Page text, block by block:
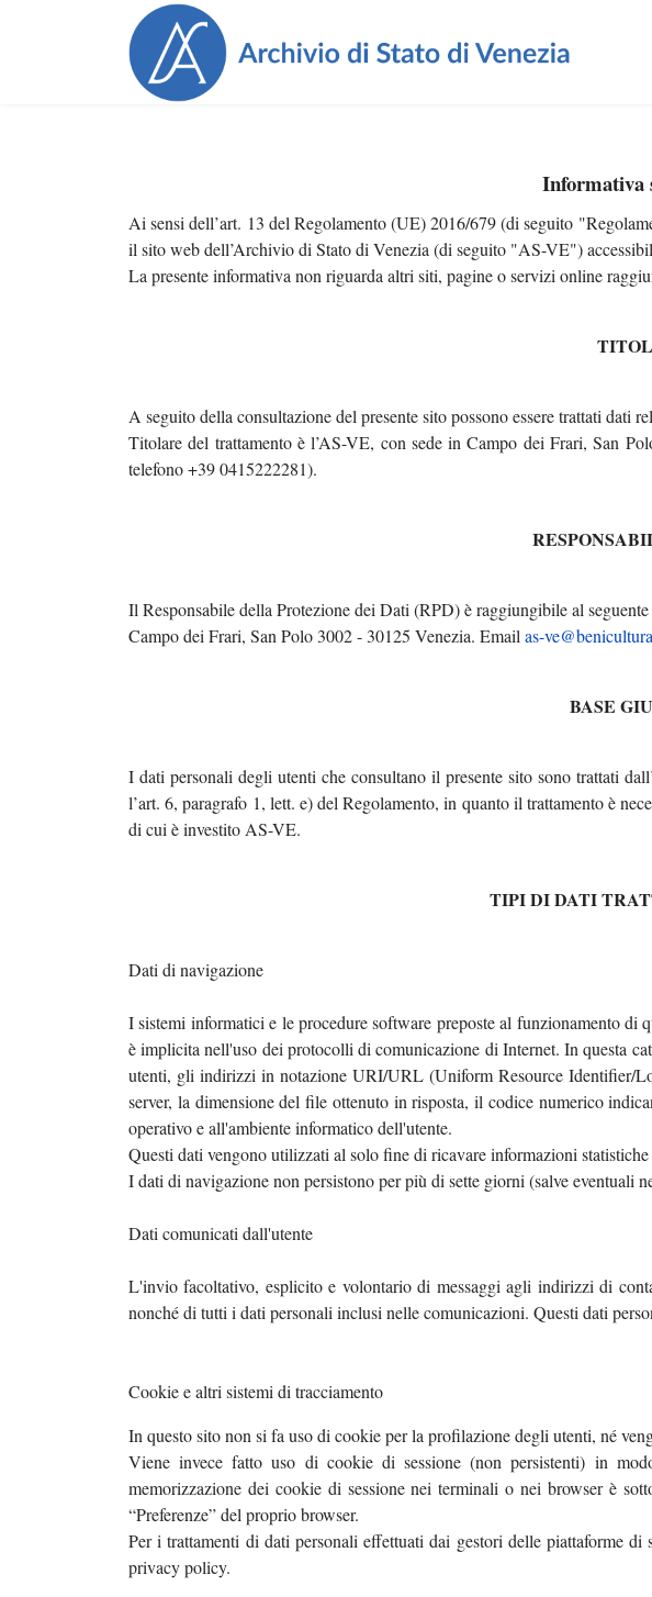
Home
Informativa
Ai sensi dell’art. 13 del Regolamento (UE) 2016/679 (di seguito
il sito web dell’Archivio di Stato di Venezia (di seguito "AS-VE")
La presente informativa non riguarda altri siti, pagine o servizi online
A seguito della consultazione del presente sito possono essere trattati dati
Titolare del trattamento è l’AS-VE, con sede in Campo dei Frari, San
telefono +39 0415222281).
Il Responsabile della Protezione dei Dati (RPD) è raggiungibile al
Campo dei Frari, San Polo 3002 - 30125 Venezia. Email as-
BASE
I dati personali degli utenti che consultano il presente sito sono trattati
l’art. 6, paragrafo 1, lett. e) del Regolamento, in quanto il trattamento è
di cui è investito AS-VE.
TIPI DI DATI
Dati di navigazione
I sistemi informatici e le procedure software preposte al funzionamento di
è implicita nell'uso dei protocolli di comunicazione di Internet. In questa
utenti, gli indirizzi in notazione URI/URL (Uniform Resource Identifier/
server, la dimensione del file ottenuto in risposta, il codice numerico
operativo e all'ambiente informatico dell'utente.
Questi dati vengono utilizzati al solo fine di ricavare informazioni
I dati di navigazione non persistono per più di sette giorni (salve eventuali
Dati comunicati dall'utente
L'invio facoltativo, esplicito e volontario di messaggi agli indirizzi di
nonché di tutti i dati personali inclusi nelle comunicazioni. Questi dati
Cookie e altri sistemi di tracciamento
In questo sito non si fa uso di cookie per la profilazione degli utenti, né
Viene invece fatto uso di cookie di sessione (non persistenti) in
memorizzazione dei cookie di sessione nei terminali o nei browser è
“Preferenze” del proprio browser.
Per i trattamenti di dati personali effettuati dai gestori delle piattaforme
privacy policy.